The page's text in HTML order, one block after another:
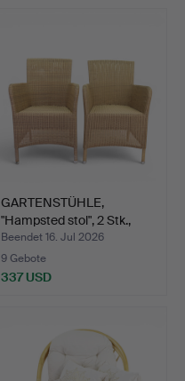
GARTENSTÜHLE,
"Hampsted stol", 2 Stk.,
mit…
Beendet 16. Jul 2026
9 Gebote
337 USD